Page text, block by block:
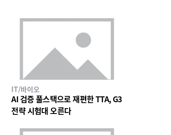
IT/바이오
AI 검증 풀스택으로 재편한 TTA, G3
전략 시험대 오른다